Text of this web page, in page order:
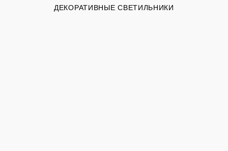
ДЕКОРАТИВНЫЕ СВЕТИЛЬНИКИ